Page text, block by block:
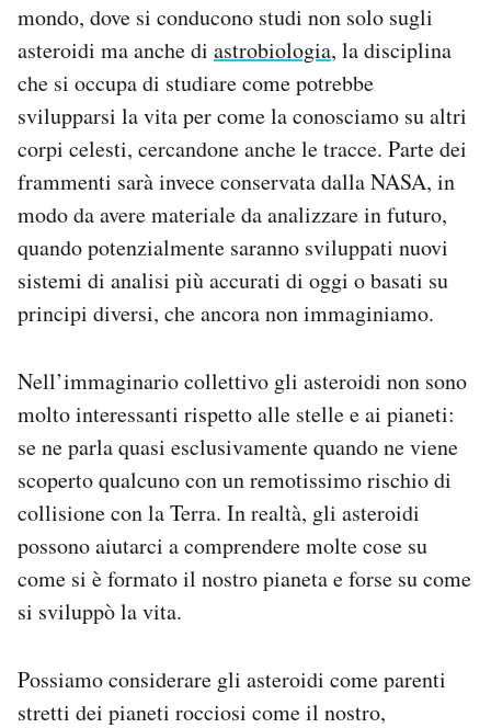
mondo, dove si conducono studi non solo sugli
asteroidi ma anche di astrobiologia, la disciplina
che si occupa di studiare come potrebbe
svilupparsi la vita per come la conosciamo su altri
corpi celesti, cercandone anche le tracce. Parte dei
frammenti sarà invece conservata dalla NASA, in
modo da avere materiale da analizzare in futuro,
quando potenzialmente saranno sviluppati nuovi
sistemi di analisi più accurati di oggi o basati su
principi diversi, che ancora non immaginiamo.
Nell’immaginario collettivo gli asteroidi non sono
molto interessanti rispetto alle stelle e ai pianeti:
se ne parla quasi esclusivamente quando ne viene
scoperto qualcuno con un remotissimo rischio di
collisione con la Terra. In realtà, gli asteroidi
possono aiutarci a comprendere molte cose su
come si è formato il nostro pianeta e forse su come
si sviluppò la vita.
Possiamo considerare gli asteroidi come parenti
stretti dei pianeti rocciosi come il nostro,